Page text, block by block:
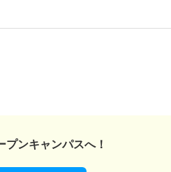
プンキャンパスへ！